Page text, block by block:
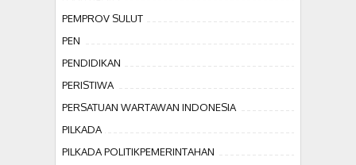
PEMPROV SULUT
PEN
PENDIDIKAN
PERISTIWA
PERSATUAN WARTAWAN INDONESIA
PILKADA
PILKADA POLITIKPEMERINTAHAN